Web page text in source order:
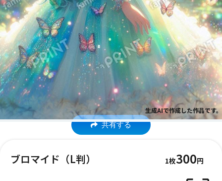
生成AIで作成した作品です。
共有する
ブロマイド（L判） 1枚300円